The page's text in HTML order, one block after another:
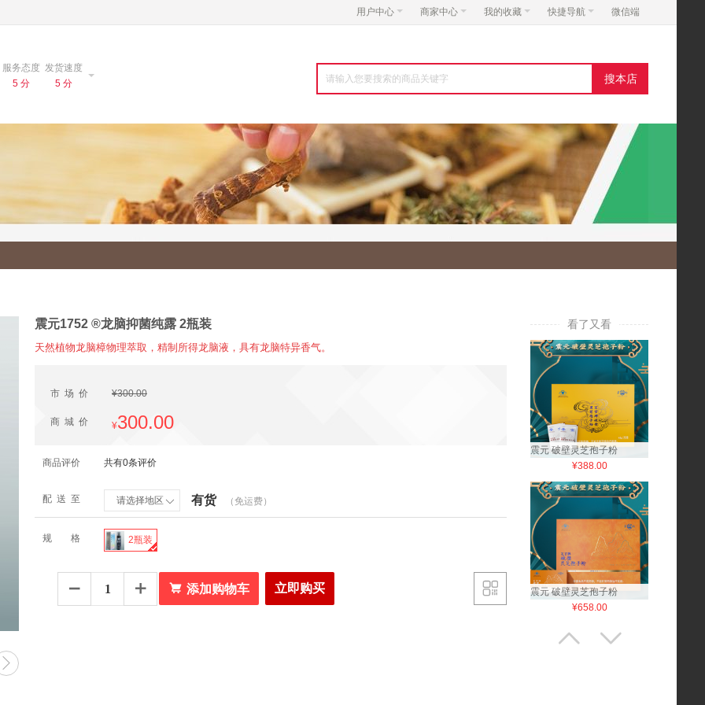
用户中心 商家中心 我的收藏 快捷导航 微信端
服务态度
5 分
发货速度
5 分
搜本店
震元1752 ®龙脑抑菌纯露 2瓶装
天然植物龙脑樟物理萃取，精制所得龙脑液，具有龙脑特异香气。
市场价 ¥300.00
商城价 ¥300.00
商品评价 共有0条评价
配送至 请选择地区  有货 （免运费）
规格 2瓶装
   添加购物车 立即购买 
看了又看
震元 破壁灵芝孢子粉
¥388.00
震元 破壁灵芝孢子粉
¥658.00
 